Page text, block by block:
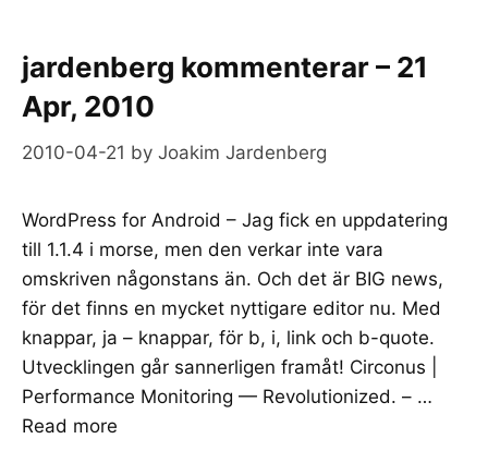
jardenberg kommenterar – 21
Apr, 2010
2010-04-21 by Joakim Jardenberg
WordPress for Android – Jag fick en uppdatering
till 1.1.4 i morse, men den verkar inte vara
omskriven någonstans än. Och det är BIG news,
för det finns en mycket nyttigare editor nu. Med
knappar, ja – knappar, för b, i, link och b-quote.
Utvecklingen går sannerligen framåt! Circonus |
Performance Monitoring — Revolutionized. – …
Read more